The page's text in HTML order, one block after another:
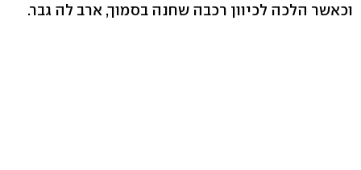
וכאשר הלכה לכיוון רכבה שחנה בסמוך, ארב לה גבר.